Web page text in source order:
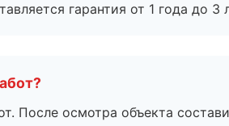
гарантия от 1 года до 3
После осмотра объекта